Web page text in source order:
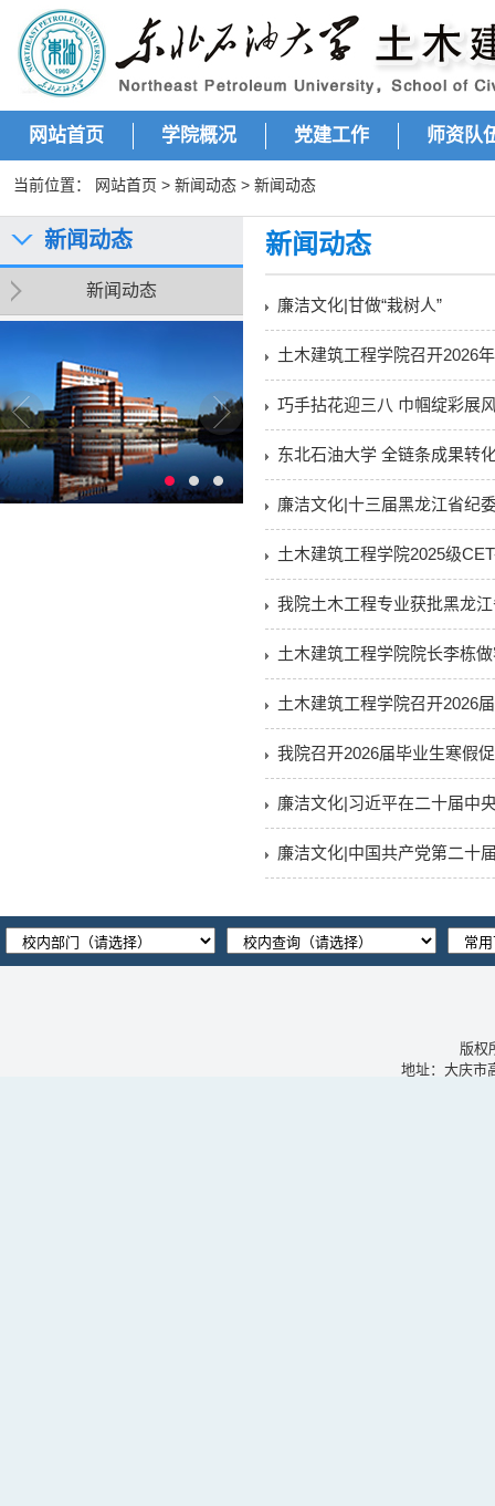
网站首页 学院概况 党建工作 师资队
当前位置： 网站首页 > 新闻动态 > 新闻动态
新闻动态
新闻动态
新闻动态
廉洁文化|甘做“栽树人”
土木建筑工程学院召开2026
巧手拈花迎三八 巾帼绽彩展
东北石油大学 全链条成果转
廉洁文化|十三届黑龙江省纪
土木建筑工程学院2025级
我院土木工程专业获批黑龙
土木建筑工程学院院长李栋
土木建筑工程学院召开2026
我院召开2026届毕业生寒假
廉洁文化|习近平在二十届中
廉洁文化|中国共产党第二十
版权
地址：大庆市